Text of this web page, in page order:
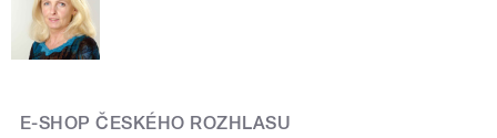
E-SHOP ČESKÉHO ROZHLASU